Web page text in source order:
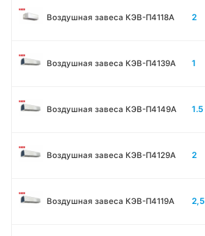
Воздушная завеса КЭВ-П4118А 2
Воздушная завеса КЭВ-П4139А 1
Воздушная завеса КЭВ-П4149А 1.5
Воздушная завеса КЭВ-П4129А 2
Воздушная завеса КЭВ-П4119А 2,5